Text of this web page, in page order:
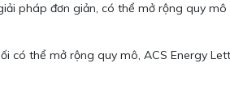
pháp đơn giản, có thể mở rộng quy
thể mở rộng quy mô, ACS Energy